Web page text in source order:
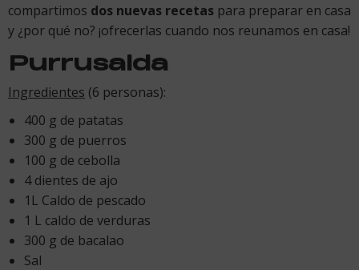
compartimos dos nuevas recetas para preparar en casa
y ¿por qué no? ¡ofrecerlas cuando nos reunamos en casa!
Purrusalda
Ingredientes (6 personas):
400 g de patatas
300 g de puerros
100 g de cebolla
4 dientes de ajo
1L Caldo de pescado
1 L caldo de verduras
300 g de bacalao
Sal